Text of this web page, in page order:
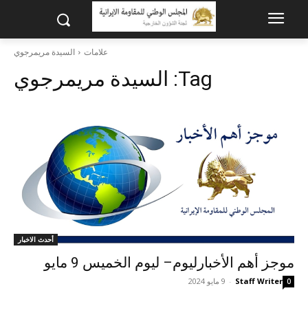
علامات السيدة مریمرجوي
Tag: السيدة مریمرجوي
أحدث الاخبار
موجز أهم الأخبارليوم– ليوم الخميس 9 مايو
Staff Writer
- 9 مايو 2024 0